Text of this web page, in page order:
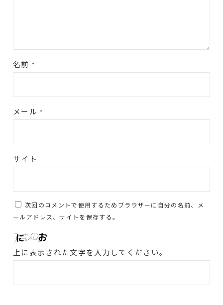
名前 *
メール *
サイト
次回のコメントで使用するためブラウザーに自分の名前、メ
ールアドレス、サイトを保存する。
上に表示された文字を入力してください。